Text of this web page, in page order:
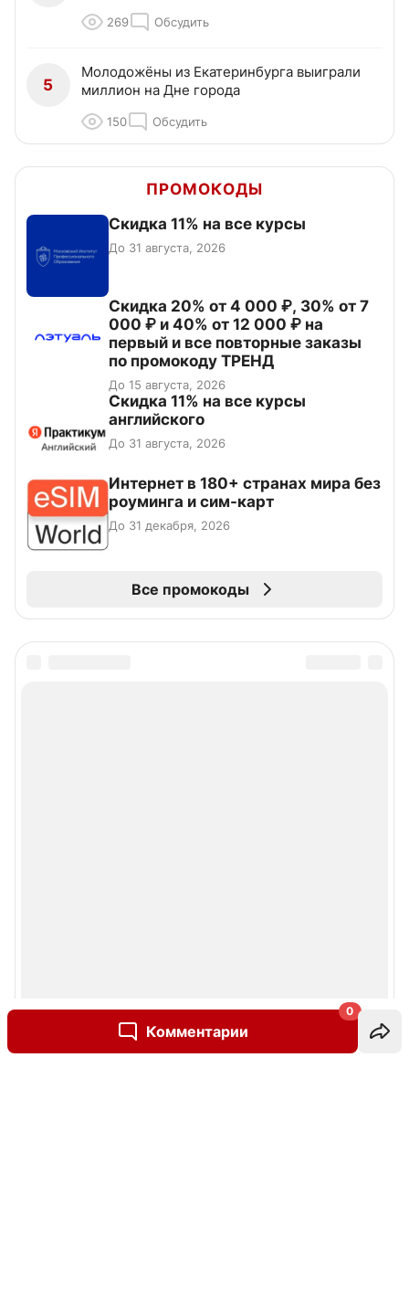
Комментарии
0
269 Обсудить
5
Молодожёны из Екатеринбурга выиграли
миллион на Дне города
150 Обсудить
ПРОМОКОДЫ
Скидка 11% на все курсы
До 31 августа, 2026
Скидка 20% от 4 000 ₽, 30% от 7
000 ₽ и 40% от 12 000 ₽ на
первый и все повторные заказы
по промокоду ТРЕНД
До 15 августа, 2026
Скидка 11% на все курсы
английского
До 31 августа, 2026
Интернет в 180+ странах мира без
роуминга и сим-карт
До 31 декабря, 2026
Все промокоды